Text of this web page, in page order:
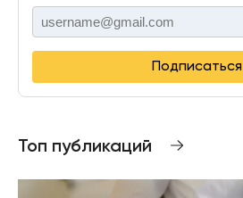
Подписаться
Топ публикаций